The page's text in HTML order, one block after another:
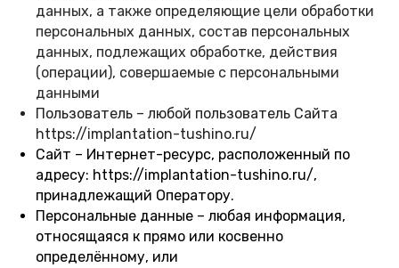
данных, а также определяющие цели обработки
персональных данных, состав персональных
данных, подлежащих обработке, действия
(операции), совершаемые с персональными
данными
Пользователь – любой пользователь Сайта
https://implantation-tushino.ru/
Сайт – Интернет-ресурс, расположенный по
адресу: https://implantation-tushino.ru/,
принадлежащий Оператору.
Персональные данные – любая информация,
относящаяся к прямо или косвенно
определённому, или